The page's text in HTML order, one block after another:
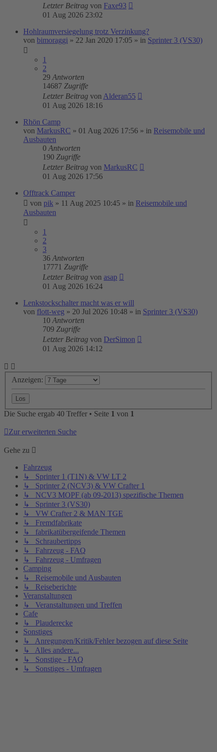
Letzter Beitrag von Faxe93
01 Aug 2026 23:02
Hohlraumversiegelung trotz Verzinkung?
von bimoraggi » 22 Jan 2020 17:05 » in Sprinter 3 (VS30)
1
2
29 Antworten
14687 Zugriffe
Letzter Beitrag von Alderan55
01 Aug 2026 18:16
Rhön Camp
von MarkusRC » 01 Aug 2026 17:56 » in Reisemobile und
Ausbauten
0 Antworten
190 Zugriffe
Letzter Beitrag von MarkusRC
01 Aug 2026 17:56
Offtrack Camper
von pik » 11 Aug 2025 10:45 » in Reisemobile und
Ausbauten
1
2
3
36 Antworten
17771 Zugriffe
Letzter Beitrag von asap
01 Aug 2026 16:24
Lenkstockschalter macht was er will
von flott-weg » 20 Jul 2026 10:48 » in Sprinter 3 (VS30)
10 Antworten
709 Zugriffe
Letzter Beitrag von DerSimon
01 Aug 2026 14:12
Anzeigen:
Die Suche ergab 40 Treffer • Seite 1 von 1
Zur erweiterten Suche
Gehe zu
Fahrzeug
↳ Sprinter 1 (T1N) & VW LT 2
↳ Sprinter 2 (NCV3) & VW Crafter 1
↳ NCV3 MOPF (ab 09-2013) spezifische Themen
↳ Sprinter 3 (VS30)
↳ VW Crafter 2 & MAN TGE
↳ Fremdfabrikate
↳ fabrikatübergeifende Themen
↳ Schraubertipps
↳ Fahrzeug - FAQ
↳ Fahrzeug - Umfragen
Camping
↳ Reisemobile und Ausbauten
↳ Reiseberichte
Veranstaltungen
↳ Veranstaltungen und Treffen
Cafe
↳ Plauderecke
Sonstiges
↳ Anregungen/Kritik/Fehler bezogen auf diese Seite
↳ Alles andere...
↳ Sonstige - FAQ
↳ Sonstiges - Umfragen